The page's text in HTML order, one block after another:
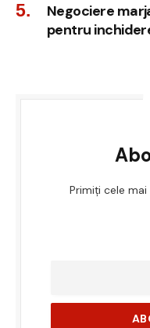
Negociere
pentru
Primiți cele